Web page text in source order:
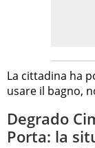
La cittadina ha
usare il bagno,
Degrado
Porta: la